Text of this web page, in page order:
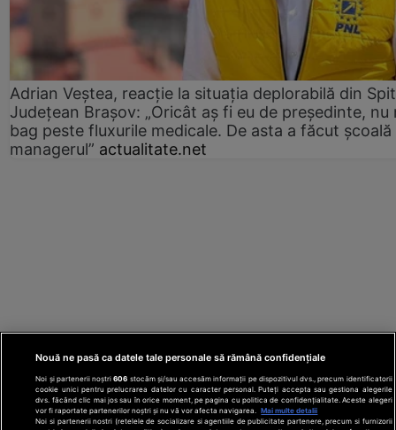
Adrian Veștea, reacție la situația deplorabilă din
Județean Brașov: „Oricât aș fi eu de președinte, nu
bag peste fluxurile medicale. De asta a făcut școală
managerul” actualitate.net
Nouă ne pasă ca datele tale personale să rămână confidențiale
Noi și partenerii noștri606 stocăm și/sau accesăm informații pe dispozitivul dvs., precum identificatorii
cookie unici pentru prelucrarea datelor cu caracter personal. Puteți accepta sau gestiona alegerile
dvs. făcând clic mai jos sau în orice moment, pe pagina cu politica de confidențialitate. Aceste alegeri
vor fi raportate partenerilor noștri și nu vă vor afecta navigarea.
Mai multe detalii
Noi si partenerii nostri (retelele de socializare si agentiile de publicitate partenere, precum si furnizorii